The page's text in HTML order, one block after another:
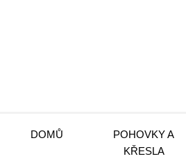
DOMŮ
POHOVKY A
KŘESLA